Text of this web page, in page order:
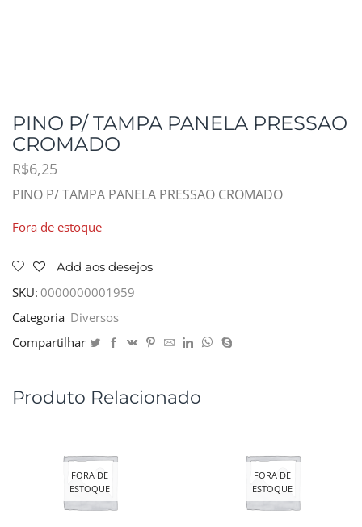
PINO P/ TAMPA PANELA PRESSAO
CROMADO
R$6,25
PINO P/ TAMPA PANELA PRESSAO CROMADO
Fora de estoque
Add aos desejos
SKU: 0000000001959
Categoria Diversos
Compartilhar
Produto Relacionado
FORA DE
ESTOQUE
FORA DE
ESTOQUE